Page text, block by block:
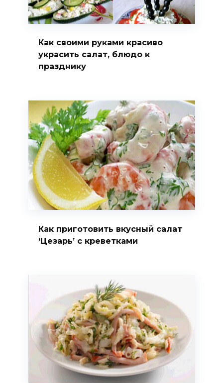
Как своими руками красиво
украсить салат, блюдо к
празднику
Как приготовить вкусный салат
‘Цезарь’ с креветками